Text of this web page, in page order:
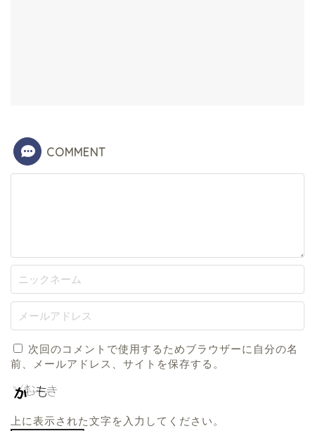
COMMENT
次回のコメントで使用するためブラウザーに自分の名
前、メールアドレス、サイトを保存する。
上に表示された文字を入力してください。